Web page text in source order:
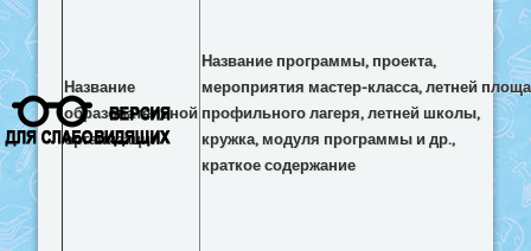
Название
образовательной
организации
Название программы, проекта,
мероприятия мастер-класса, летней
профильного лагеря, летней школы,
кружка, модуля программы и др.,
краткое содержание